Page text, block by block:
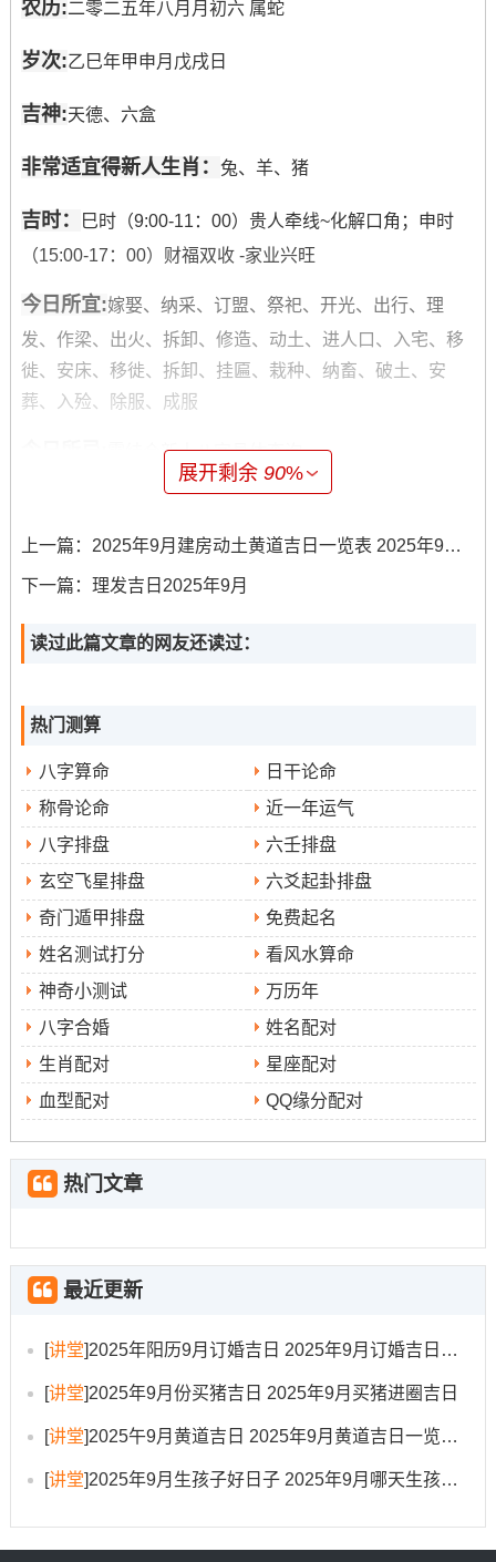
农历:二零二五年八月月初六 属蛇
岁次:乙巳年甲申月戊戌日
吉神:天德、六盒
非常适宜得新人生肖： 兔、羊、猪
吉时：
巳时（9:00-11：00）贵人牵线~化解口角；申时
（15:00-17：00）财福双收 -家业兴旺
今日所宜:嫁娶、纳采、订盟、祭祀、开光、出行、理
发、作梁、出火、拆卸、修造、动土、进人口、入宅、移
徙、安床、移徙、拆卸、挂匾、栽种、纳畜、破土、安
葬、入殓、除服、成服
需结合新人八字具体查询
日期：2025年9月2日星期二
岁次:
吉时:丁卯时（5：00-6:59）、己巳时（9:00-10:59）、庚
午时（11：00-12：59）、辛未时（13：00-14：59）、壬
申时（15:00-16：59）、甲戌时（19:00-20:59）、乙亥时
（21:00-22:59）
今日所宜:沐浴、理发、会亲友、塑绘、开光、栽种、牧
养、嫁娶、经络、补垣、塞穴
冲煞:冲龙煞北
日期:2025年9月4日星期四
农历:二零二五年七月月十三 属蛇
岁次:乙巳年甲申月辛丑日
吉神:青龙
今日所宜:嫁娶、纳采
日期:2025年9月6日星期六
农历:二零二五年八月月十一 属蛇
岁次:乙巳年甲申月癸卯日
展开剩余90%
上一篇： 2025年9月建房动土黄道吉日一览表 2025年9月动土建房的黄道吉日
下一篇： 理发吉日2025年9月
读过此篇文章的网友还读过：
热门测算
八字算命
日干论命
称骨论命
近一年运气
八字排盘
六壬排盘
玄空飞星排盘
六爻起卦排盘
奇门遁甲排盘
免费起名
姓名测试打分
看风水算命
神奇小测试
万历年
八字合婚
姓名配对
生肖配对
星座配对
血型配对
QQ缘分配对
热门文章
最近更新
[讲堂]2025年阳历9月订婚吉日 2025年9月订婚吉日有哪几天
[讲堂]2025年9月份买猪吉日 2025年9月买猪进圈吉日
[讲堂]2025午9月黄道吉日 2025年9月黄道吉日一览表大全
[讲堂]2025年9月生孩子好日子 2025年9月哪天生孩子比较好